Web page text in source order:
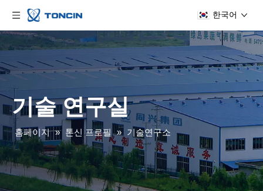
한국어
기술 연구실
홈페이지 » 톤신 프로필 » 기술연구소